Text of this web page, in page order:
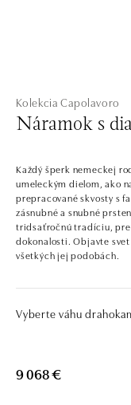
Kolekcia Capolavoro
Náramok s
Každý šperk nemeckej
umeleckým dielom, ako
prepracované skvosty s
zásnubné a snubné
tridsaťročnú tradíciu,
dokonalosti. Objavte
všetkých jej podobách.
Vyberte váhu
9 068 €